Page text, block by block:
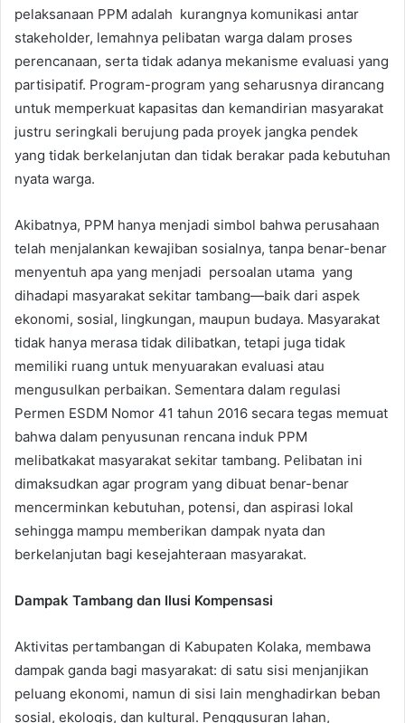
pelaksanaan PPM adalah kurangnya komunikasi antar
stakeholder, lemahnya pelibatan warga dalam proses
perencanaan, serta tidak adanya mekanisme evaluasi yang
partisipatif. Program-program yang seharusnya dirancang
untuk memperkuat kapasitas dan kemandirian masyarakat
justru seringkali berujung pada proyek jangka pendek
yang tidak berkelanjutan dan tidak berakar pada kebutuhan
nyata warga.
Akibatnya, PPM hanya menjadi simbol bahwa perusahaan
telah menjalankan kewajiban sosialnya, tanpa benar-benar
menyentuh apa yang menjadi persoalan utama yang
dihadapi masyarakat sekitar tambang—baik dari aspek
ekonomi, sosial, lingkungan, maupun budaya. Masyarakat
tidak hanya merasa tidak dilibatkan, tetapi juga tidak
memiliki ruang untuk menyuarakan evaluasi atau
mengusulkan perbaikan. Sementara dalam regulasi
Permen ESDM Nomor 41 tahun 2016 secara tegas memuat
bahwa dalam penyusunan rencana induk PPM
melibatkakat masyarakat sekitar tambang. Pelibatan ini
dimaksudkan agar program yang dibuat benar-benar
mencerminkan kebutuhan, potensi, dan aspirasi lokal
sehingga mampu memberikan dampak nyata dan
berkelanjutan bagi kesejahteraan masyarakat.
Dampak Tambang dan Ilusi Kompensasi
Aktivitas pertambangan di Kabupaten Kolaka, membawa
dampak ganda bagi masyarakat: di satu sisi menjanjikan
peluang ekonomi, namun di sisi lain menghadirkan beban
sosial, ekologis, dan kultural. Penggusuran lahan,